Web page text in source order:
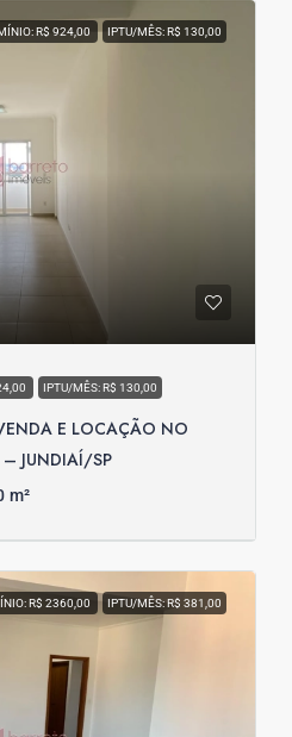
R$ 924,00 IPTU/MÊS: R$ 130,00
IPTU/MÊS: R$ 130,00
E LOCAÇÃO NO
– JUNDIAÍ/SP
m²
R$ 2360,00 IPTU/MÊS: R$ 381,00